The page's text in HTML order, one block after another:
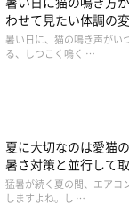
なとらさんですが、
いいます。
（取材時6才8カ月・
いう同居猫
コと遊び始めても、
してなかなか入って
んだけがする遊び
わせて見たい体調の
暑い日に、猫の鳴き声がい
る、しつこく鳴く …
夏に大切なのは愛猫
暑さ対策と並行して
工夫
猛暑が続く夏の間、エアコ
しますよね。し …